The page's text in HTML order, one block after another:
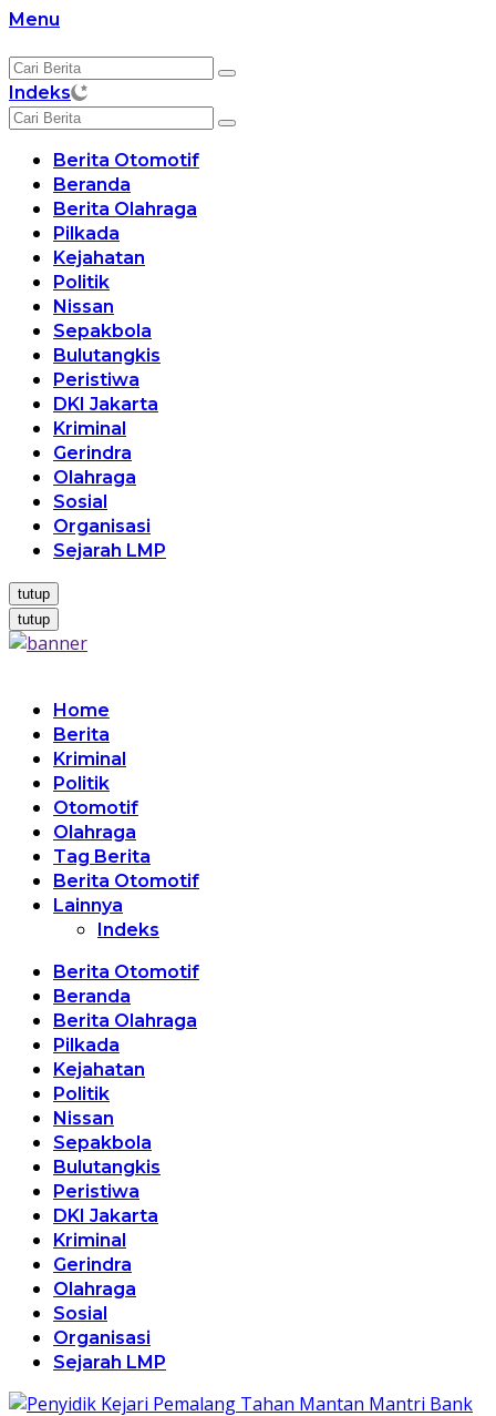
Langsung
konten
Menu
Indeks
Berita Otomotif
Beranda
Berita Olahraga
Pilkada
Kejahatan
Politik
Nissan
Sepakbola
Bulutangkis
Peristiwa
DKI Jakarta
Kriminal
Gerindra
Olahraga
Sosial
Organisasi
Sejarah LMP
tutup
tutup
Home
Berita
Kriminal
Politik
Otomotif
Olahraga
Tag Berita
Berita Otomotif
Lainnya
Indeks
Berita Otomotif
Beranda
Berita Olahraga
Pilkada
Kejahatan
Politik
Nissan
Sepakbola
Bulutangkis
Peristiwa
DKI Jakarta
Kriminal
Gerindra
Olahraga
Sosial
Organisasi
Sejarah LMP